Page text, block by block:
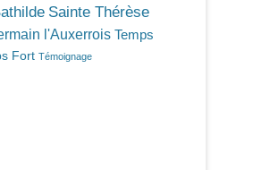
Sainte Thérèse
l'Auxerrois Temps
Fort Témoignage